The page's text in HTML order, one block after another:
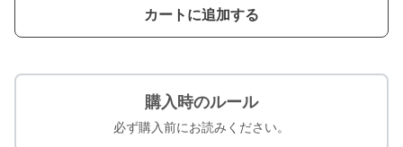
カートに追加する
購入時のルール
必ず購入前にお読みください。